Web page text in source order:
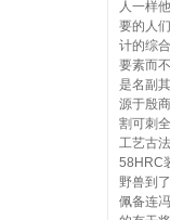
人一样
要的人
计的综
要素而
是名副
源于殷
割可刺
工艺古
58HRC
野兽到
佩备连